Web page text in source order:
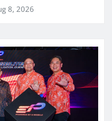
8, 2026